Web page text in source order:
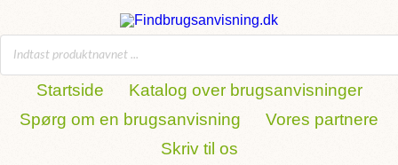
Startside
Katalog over brugsanvisninger
Spørg om en brugsanvisning
Vores partnere
Skriv til os